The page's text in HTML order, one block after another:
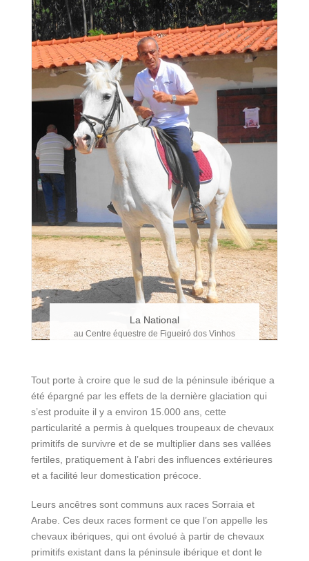
La National
au Centre équestre de Figueiró dos Vinhos
Tout porte à croire que le sud de la péninsule ibérique a
été épargné par les effets de la dernière glaciation qui
s’est produite il y a environ 15.000 ans, cette
particularité a permis à quelques troupeaux de chevaux
primitifs de survivre et de se multiplier dans ses vallées
fertiles, pratiquement à l’abri des influences extérieures
et a facilité leur domestication précoce.
Leurs ancêtres sont communs aux races Sorraia et
Arabe. Ces deux races forment ce que l’on appelle les
chevaux ibériques, qui ont évolué à partir de chevaux
primitifs existant dans la péninsule ibérique et dont le